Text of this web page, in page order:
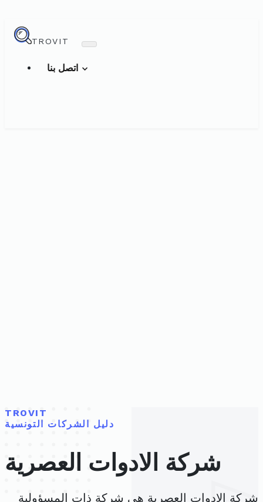
TROVIT
TROVIT
دليل الشركات التونسية
شركة الادوات العصرية
شركة الادوات العصرية هي شركة ذات المسؤولية